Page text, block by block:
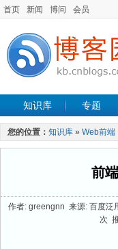
首页 新闻 博问 会员
知识库 专题
手机开发 软件工程
最新文章
您的位置： 知识库 » Web前端
前
作者: greengnn 来源: 百度
次